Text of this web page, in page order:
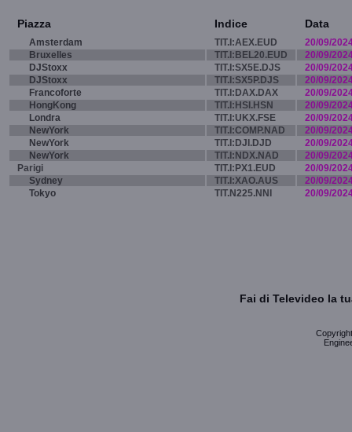
Piazza Indice Data
Amsterdam TIT.I:AEX.EUD
20/09/
Bruxelles
TIT.I:BEL20.EUD
20/09/
DJStoxx
TIT.I:SX5E.DJS
20/09/
DJStoxx
TIT.I:SX5P.DJS
20/09/
Francoforte
TIT.I:DAX.DAX
20/09/
HongKong
TIT.I:HSI.HSN
20/09/
Londra
TIT.I:UKX.FSE
20/09/
NewYork
TIT.I:COMP.NAD
20/09/
NewYork
TIT.I:DJI.DJD
20/09/
NewYork
TIT.I:NDX.NAD
20/09/
Parigi
TIT.I:PX1.EUD
20/09/
Sydney
TIT.I:XAO.AUS
20/09/
Tokyo
TIT.N225.NNI 20/09/
Fai di Televideo la